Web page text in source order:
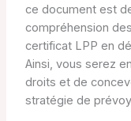
ce document est
compréhension
certificat LPP en
Ainsi, vous serez
droits et de
stratégie de